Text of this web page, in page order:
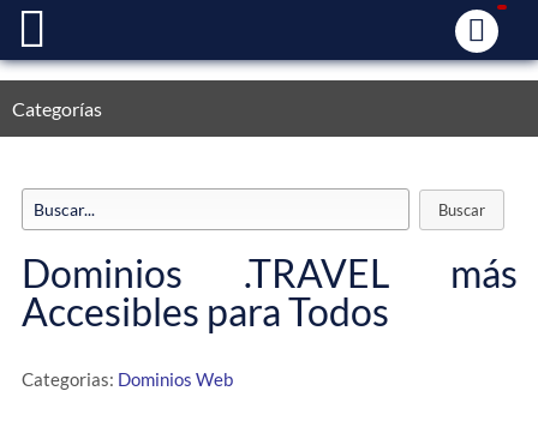
Categorías
Dominios .TRAVEL más
Accesibles para Todos
Categorias: Dominios Web